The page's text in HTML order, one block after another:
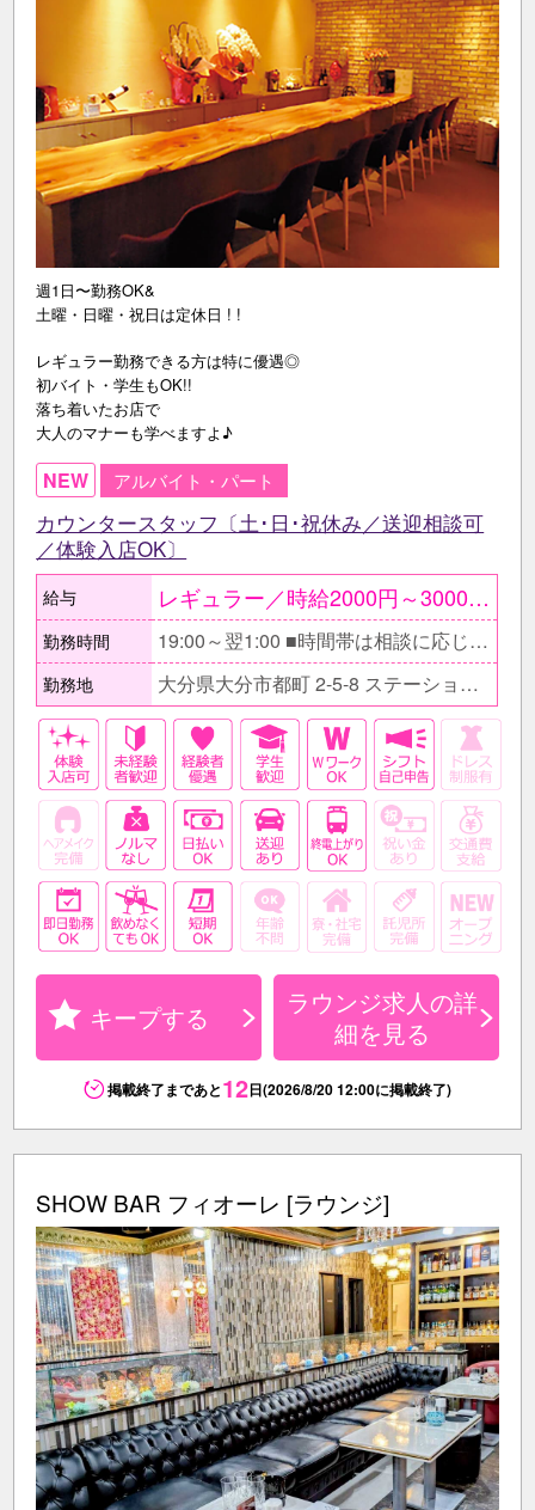
週1日〜勤務OK&
土曜・日曜・祝日は定休日 ! !
レギュラー勤務できる方は特に優遇◎
初バイト・学生もOK!!
落ち着いたお店で
大人のマナーも学べますよ♪
NEW アルバイト・パート
カウンタースタッフ〔土･日･祝休み／送迎相談可
／体験入店OK〕
給与 レギュラー／時給2000円～3000円 アルバイト／時給1800円～2500円 ●実績手当有 ○日払いOK ≪月収例≫ ★レギュラー勤務の場合 →時給2000円×5h×週5日 ＝月収20万円＋実績手当 ★アルバイトの学生の場合 →時給1800円×4h×週2日 ＝月収5万7600円＋実績手当
勤務時間 19:00～翌1:00 ■時間帯は相談に応じます。 〔アルバイト〕 □終電上がりや用事後の遅出等考慮します。 ■日によって、出勤時間や退勤時間を変えるのもOK。 □無理な残業のお願いなどもちろんありません。
勤務地 大分県大分市都町 2-5-8 ステーション8 2F
キープする
ラウンジ求人の詳
細を見る
掲載終了まであと12日(2026/8/20 12:00に掲載終了)
SHOW BAR フィオーレ [ラウンジ]